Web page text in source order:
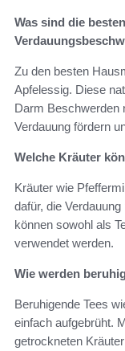
Was sind die
Zu den besten
Apfelessig. Diese
Darm Beschwerden
Verdauung fördern
Welche Kräuter
Kräuter wie
dafür, die
können sowohl als
verwendet werden.
Wie werden
Beruhigende Tees
einfach aufgebrüht.
getrockneten